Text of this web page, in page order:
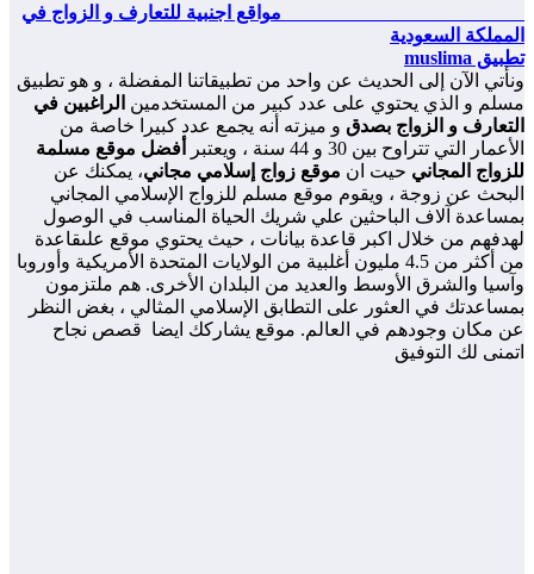
مواقع اجنبية للتعارف و الزواج في
المملكة السعودية
تطبيق muslima
ونأتي الآن إلى الحديث عن واحد من تطبيقاتنا المفضلة ، و هو تطبيق
مسلم و الذي يحتوي على عدد كبير من المستخدمين الراغبين في
التعارف و الزواج بصدق و ميزته أنه يجمع عدد كبيرا خاصة من
الأعمار التي تتراوح بين 30 و 44 سنة ، ويعتبر
أفضل موقع مسلمة
للزواج المجاني حيت ان موقع زواج إسلامي مجاني، يمكنك عن
البحث عن زوجة ، ويقوم موقع مسلم للزواج الإسلامي المجاني
بمساعدة آلاف الباحثين علي شريك الحياة المناسب في الوصول
لهدفهم من خلال اكبر قاعدة بيانات ، حيث يحتوي موقع علىقاعدة
من أكثر من 4.5 مليون أغلبية من الولايات المتحدة الأمريكية وأوروبا
وآسيا والشرق الأوسط والعديد من البلدان الأخرى. هم ملتزمون
بمساعدتك في العثور على التطابق الإسلامي المثالي ، بغض النظر
عن مكان وجودهم في العالم. موقع يشاركك ايضا قصص نجاح
اتمنى لك التوفيق